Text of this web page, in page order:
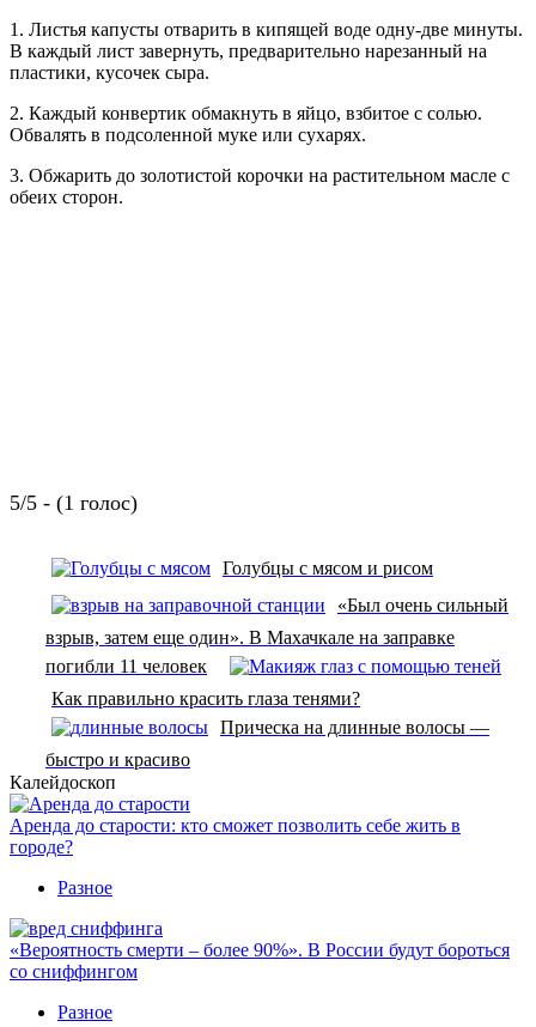
1. Листья капусты отварить в кипящей воде одну-две минуты.
В каждый лист завернуть, предварительно нарезанный на
пластики, кусочек сыра.
2. Каждый конвертик обмакнуть в яйцо, взбитое с солью.
Обвалять в подсоленной муке или сухарях.
3. Обжарить до золотистой корочки на растительном масле с
обеих сторон.
5/5 - (1 голос)
Голубцы с мясом и рисом
«Был очень сильный
взрыв, затем еще один». В Махачкале на заправке
погибли 11 человек
Как правильно красить глаза тенями?
Прическа на длинные волосы —
быстро и красиво
Калейдоскоп
Аренда до старости: кто сможет позволить себе жить в
городе?
Разное
«Вероятность смерти – более 90%». В России будут бороться
со сниффингом
Разное